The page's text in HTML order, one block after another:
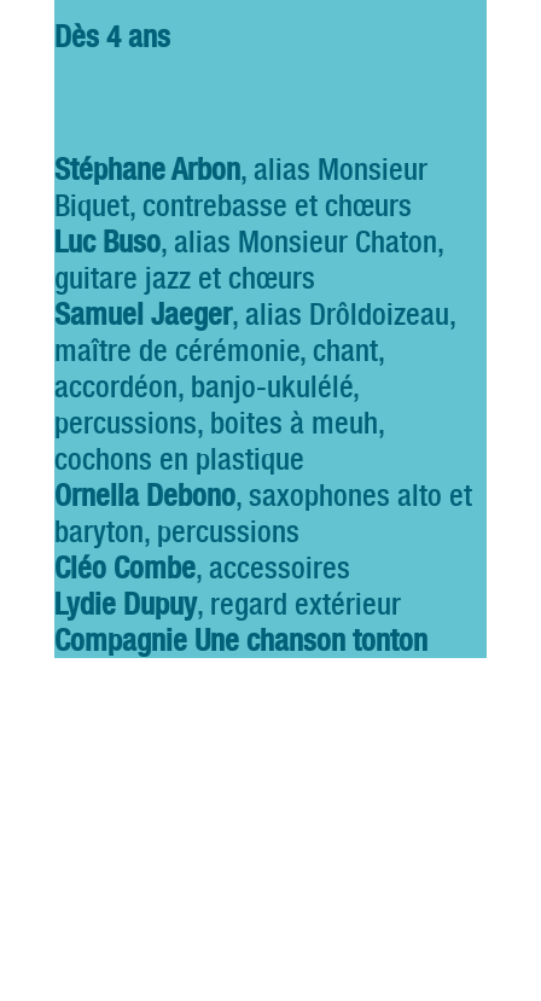
Dès 4 ans
Stéphane Arbon, alias Monsieur
Biquet, contrebasse et chœurs
Luc Buso, alias Monsieur Chaton,
guitare jazz et chœurs
Samuel Jaeger, alias Drôldoizeau,
maître de cérémonie, chant,
accordéon, banjo-ukulélé,
percussions, boites à meuh,
cochons en plastique
Ornella Debono, saxophones alto et
baryton, percussions
Cléo Combe, accessoires
Lydie Dupuy, regard extérieur
Compagnie Une chanson tonton